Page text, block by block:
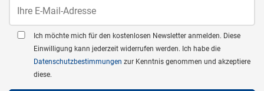
Ich möchte mich für den kostenlosen Newsletter anmelden. Diese
Einwilligung kann jederzeit widerrufen werden. Ich habe die
Datenschutzbestimmungen zur Kenntnis genommen und akzeptiere
diese.